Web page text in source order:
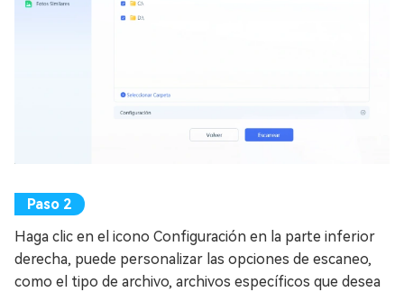
Haga clic en el icono Configuración en la parte inferior
derecha, puede personalizar las opciones de escaneo,
como el tipo de archivo, archivos específicos que desea